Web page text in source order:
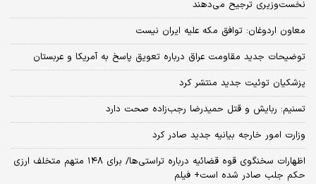
نخست‌وزیری ترجیح می‌دهند
معاون اردوغان: توافق مکه علیه ایران نیست
توضیحات جدید مقاومت عراق درباره تعویق پاسخ به آمریکا و عربستان
پزشکیان توئیت جدید منتشر کرد
تسنیم: ربایش و قتل حمیدرضا رجب‌زاده صحت دارد
وزارت امور خارجه بیانیه جدید صادر کرد
اظهارات سخنگوی قوه قضائیه درباره تراستی‌ها/ برای ۱۴۸ متهم متخلف ارزی
حکم جلب صادر شده است+ فیلم